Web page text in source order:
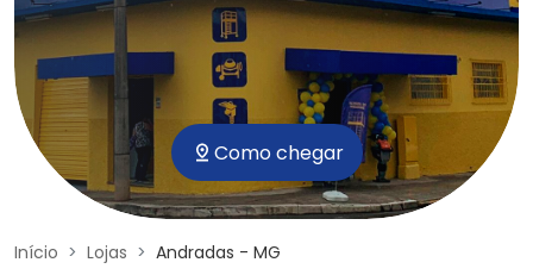
Como chegar
Início Lojas Andradas - MG